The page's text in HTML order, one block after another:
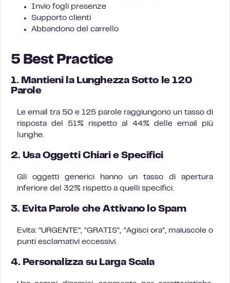
Invio fogli presenze
Supporto clienti
Abbandono del carrello
5 Best Practice
1. Mantieni la Lunghezza Sotto le 120
Parole
Le email tra 50 e 125 parole raggiungono un tasso di
risposta del 51% rispetto al 44% delle email più
lunghe.
2. Usa Oggetti Chiari e Specifici
Gli oggetti generici hanno un tasso di apertura
inferiore del 32% rispetto a quelli specifici.
3. Evita Parole che Attivano lo Spam
Evita: “URGENTE”, “GRATIS”, “Agisci ora”, maiuscole o
punti esclamativi eccessivi.
4. Personalizza su Larga Scala